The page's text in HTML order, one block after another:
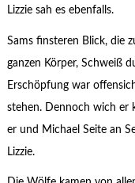
Lizzie sah es ebenfalls.
Sams finsteren Blick, die
ganzen Körper, Schweiß
Erschöpfung war
stehen. Dennoch wich er
er und Michael Seite an
Lizzie.